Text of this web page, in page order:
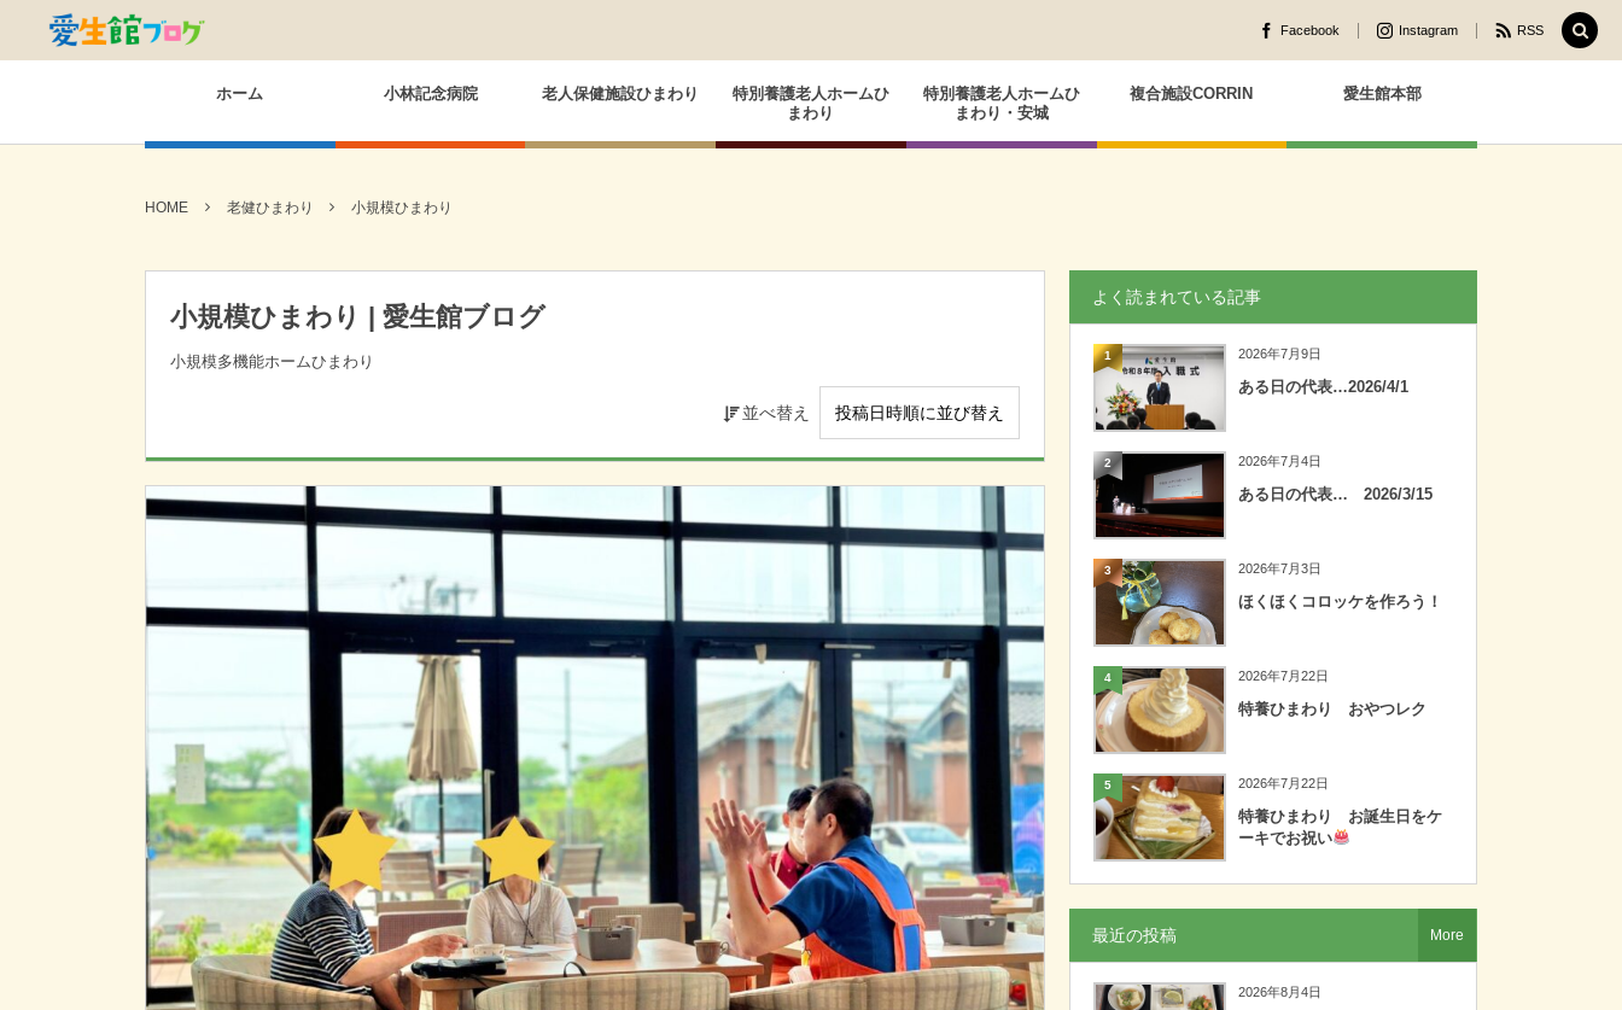
Facebook Instagram RSS
ホーム 小林記念病院 老人保健施設ひまわり
特別養護老人ホームひ
まわり
特別養護老人ホームひ
まわり・安城
複合施設CORRIN 愛生館本部
HOME 老健ひまわり 小規模ひまわり
小規模ひまわり | 愛生館ブログ
小規模多機能ホームひまわり
並べ替え
よく読まれている記事
1 2026年7月9日
ある日の代表…2026/4/1
2 2026年7月4日
ある日の代表… 2026/3/15
3 2026年7月3日
ほくほくコロッケを作ろう！
4 2026年7月22日
特養ひまわり おやつレク
5 2026年7月22日
特養ひまわり お誕生日をケ
ーキでお祝い
最近の投稿
2026年8月4日
More